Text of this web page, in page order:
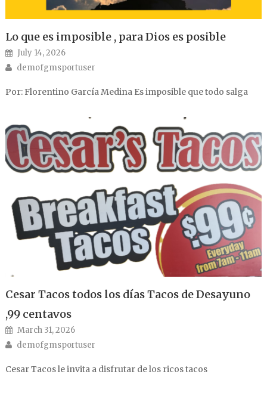
Lo que es imposible , para Dios es posible
Posted on
July 14, 2026
Author
demofgmsportuser
Por: Florentino García Medina Es imposible que todo salga
Cesar Tacos todos los días Tacos de Desayuno
,99 centavos
Posted on
March 31, 2026
Author
demofgmsportuser
Cesar Tacos le invita a disfrutar de los ricos tacos